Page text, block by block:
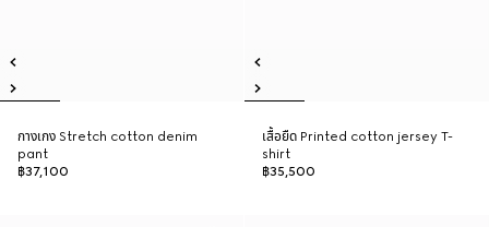
กางเกง Stretch cotton denim
pant
฿37,100
เสื้อยืด Printed cotton jersey T-
shirt
฿35,500